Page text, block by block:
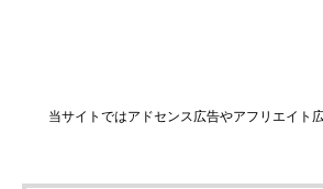
当サイトではアドセンス広告やアフリエイト